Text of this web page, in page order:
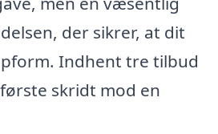
der sikrer, at dit
Indhent tre tilbud
skridt mod en